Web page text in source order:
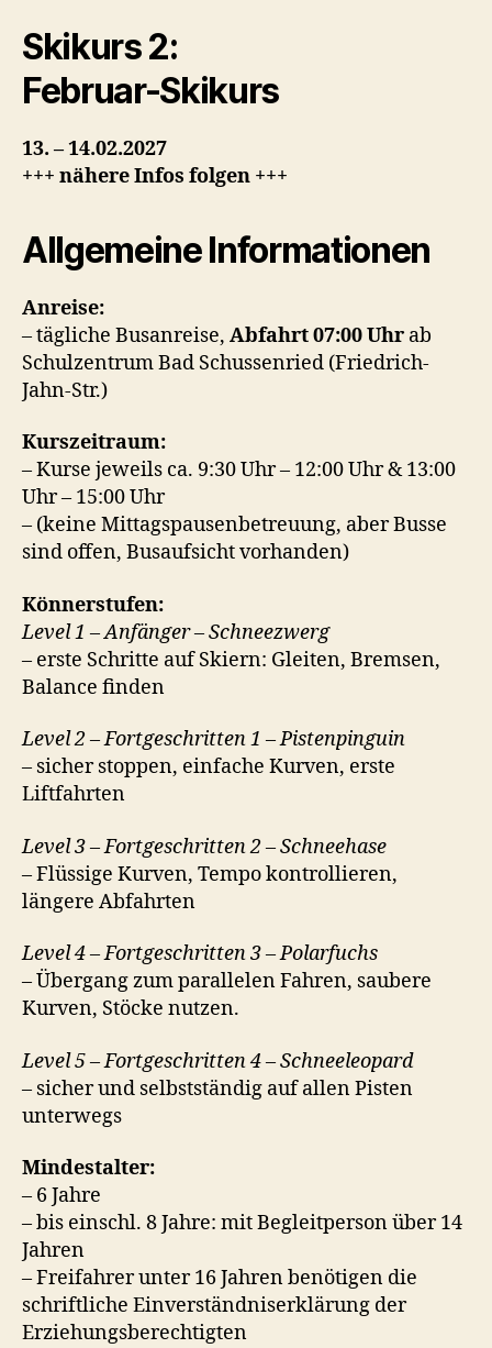
Skikurs 2:
Februar-Skikurs
13. – 14.02.2027
+++ nähere Infos folgen +++
Allgemeine Informationen
Anreise:
– tägliche Busanreise, Abfahrt 07:00 Uhr ab
Schulzentrum Bad Schussenried (Friedrich-
Jahn-Str.)
Kurszeitraum:
– Kurse jeweils ca. 9:30 Uhr – 12:00 Uhr & 13:00
Uhr – 15:00 Uhr
– (keine Mittagspausenbetreuung, aber Busse
sind offen, Busaufsicht vorhanden)
Könnerstufen:
Level 1 – Anfänger – Schneezwerg
– erste Schritte auf Skiern: Gleiten, Bremsen,
Balance finden
Level 2 – Fortgeschritten 1 – Pistenpinguin
– sicher stoppen, einfache Kurven, erste
Liftfahrten
Level 3 – Fortgeschritten 2 – Schneehase
– Flüssige Kurven, Tempo kontrollieren,
längere Abfahrten
Level 4 – Fortgeschritten 3 – Polarfuchs
– Übergang zum parallelen Fahren, saubere
Kurven, Stöcke nutzen.
Level 5 – Fortgeschritten 4 – Schneeleopard
– sicher und selbstständig auf allen Pisten
unterwegs
Mindestalter:
– 6 Jahre
– bis einschl. 8 Jahre: mit Begleitperson über 14
Jahren
– Freifahrer unter 16 Jahren benötigen die
schriftliche Einverständniserklärung der
Erziehungsberechtigten